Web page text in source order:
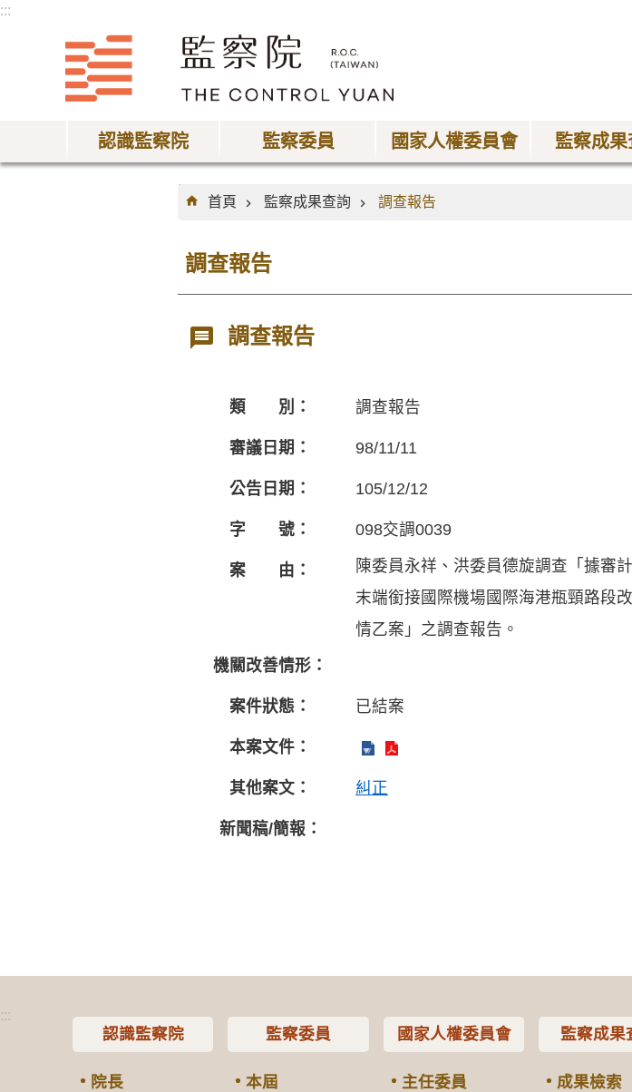
:::
認識監察院 監察委員 國家人權委員會 監察成果
:::
首頁
監察成果查詢 調查報告
調查報告
調查報告
類 別： 調查報告
審議日期： 98/11/11
公告日期： 105/12/12
字 號： 098交調0039
案 由：
陳委員永祥、洪委員德旋調查「據審
末端銜接國際機場國際海港瓶頸路段
情乙案」之調查報告。
機關改善情形：
案件狀態： 已結案
本案文件：
其他案文： 糾正
新聞稿/簡報：
:::
認識監察院
院長
監察委員
本屆
國家人權委員會
主任委員
監察成果
成果檢索